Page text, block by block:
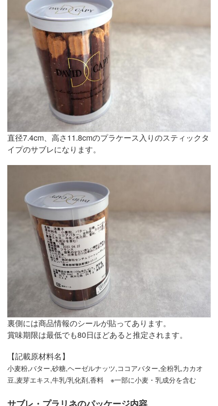
直径7.4cm、高さ11.8cmのプラケース入りのスティックタ
イプのサブレになります。
裏側には商品情報のシールが貼ってあります。
賞味期限は最低でも80日ほどあると推定されます。
【記載原材料名】
小麦粉,バター,砂糖,ヘーゼルナッツ,ココアバター,全粉乳,カカオ
豆,麦芽エキス,牛乳/乳化剤,香料 ※一部に小麦・乳成分を含む
サブレ・プラリネのパッケージ内容